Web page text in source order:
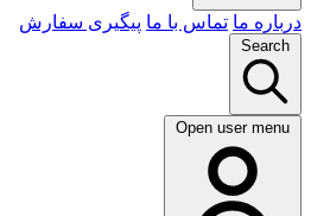
درباره ما تماس با ما پیگیری سفارش
Search
Open user menu